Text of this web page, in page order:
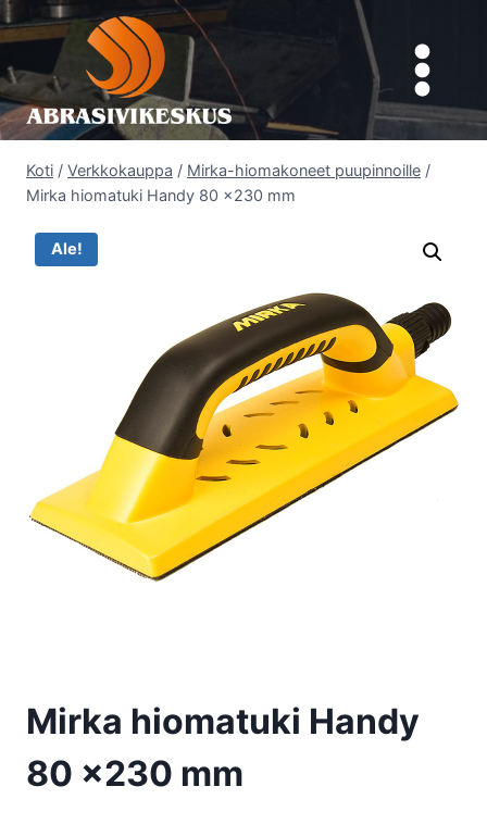
Siirry
sisältöön
Koti / Verkkokauppa / Mirka-hiomakoneet puupinnoille /
Mirka hiomatuki Handy 80 x230 mm
Ale!
Mirka hiomatuki Handy
80 x230 mm